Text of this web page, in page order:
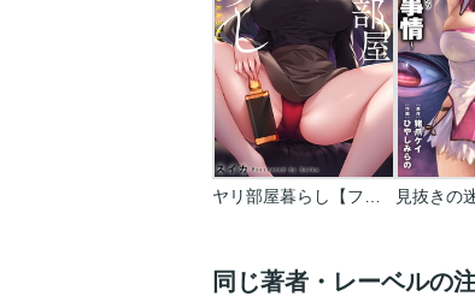
同じ著者・レーベルの